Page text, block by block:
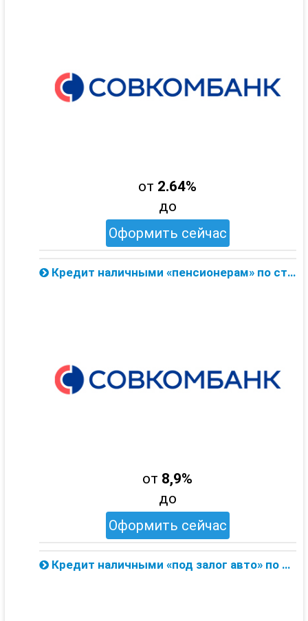
от 2.64%
до
Оформить сейчас
Кредит наличными «пенсионерам» по ставке 8.9% от Совкомбанка — онлайн заявка
от 8,9%
до
Оформить сейчас
Кредит наличными «под залог авто» по ставке 11.9% от Совкомбанка — онлайн заявка